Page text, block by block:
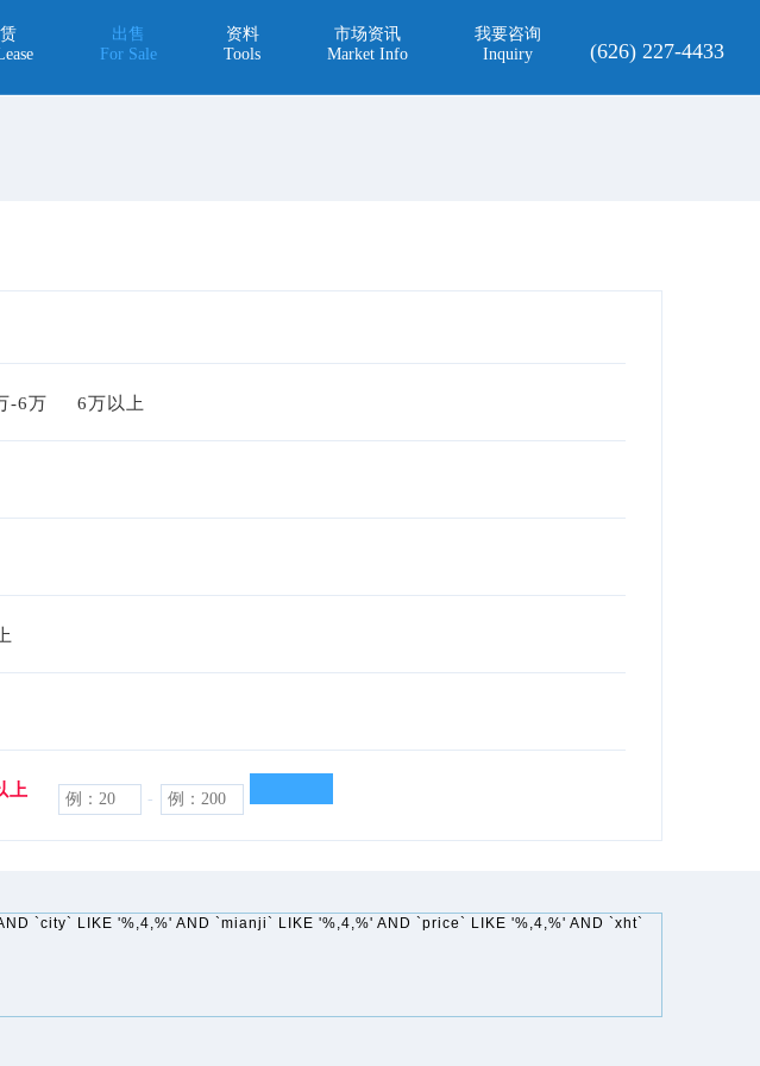
出售
For Sale
资料
Tools
市场资讯
Market Info
我要咨询
Inquiry
(626) 227-4433
-6万 6万以上
上 -
`city` LIKE '%,4,%' AND `mianji` LIKE '%,4,%' AND `price` LIKE '%,4,%' AND `xht`